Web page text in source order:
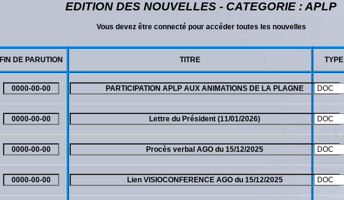
EDITION DES NOUVELLES - CATEGORIE : APLP
Vous devez être connecté pour accéder toutes les nouvelles
FIN DE PARUTION TITRE TYPE